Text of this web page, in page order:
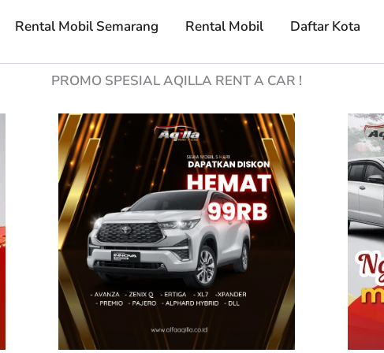
Rental Mobil Semarang Rental Mobil Daftar Kota
PROMO SPESIAL AQILLA RENT A CAR !